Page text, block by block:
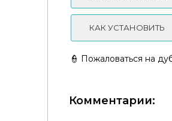
КАК УСТАНОВИТЬ
👮 Пожаловаться на
Комментарии: